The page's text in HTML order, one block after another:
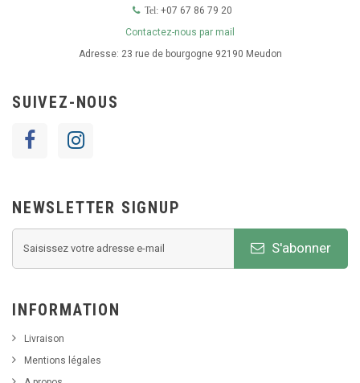
Tel:+07 67 86 79 20
Contactez-nous par mail
Adresse: 23 rue de bourgogne 92190 Meudon
SUIVEZ-NOUS
NEWSLETTER SIGNUP
S'abonner
INFORMATION
Livraison
Mentions légales